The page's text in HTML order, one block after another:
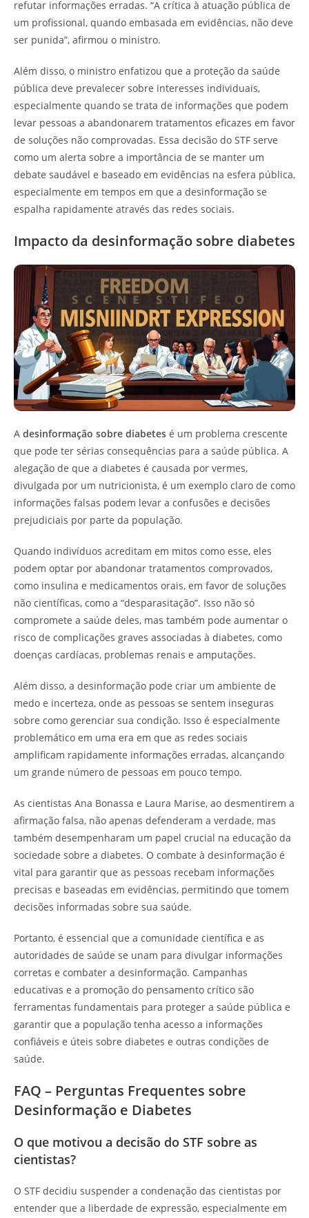
refutar informações erradas. “A crítica à atuação pública de
um profissional, quando embasada em evidências, não deve
ser punida”, afirmou o ministro.
Além disso, o ministro enfatizou que a proteção da saúde
pública deve prevalecer sobre interesses individuais,
especialmente quando se trata de informações que podem
levar pessoas a abandonarem tratamentos eficazes em favor
de soluções não comprovadas. Essa decisão do STF serve
como um alerta sobre a importância de se manter um
debate saudável e baseado em evidências na esfera pública,
especialmente em tempos em que a desinformação se
espalha rapidamente através das redes sociais.
Impacto da desinformação sobre diabetes
A desinformação sobre diabetes é um problema crescente
que pode ter sérias consequências para a saúde pública. A
alegação de que a diabetes é causada por vermes,
divulgada por um nutricionista, é um exemplo claro de como
informações falsas podem levar a confusões e decisões
prejudiciais por parte da população.
Quando indivíduos acreditam em mitos como esse, eles
podem optar por abandonar tratamentos comprovados,
como insulina e medicamentos orais, em favor de soluções
não científicas, como a “desparasitação”. Isso não só
compromete a saúde deles, mas também pode aumentar o
risco de complicações graves associadas à diabetes, como
doenças cardíacas, problemas renais e amputações.
Além disso, a desinformação pode criar um ambiente de
medo e incerteza, onde as pessoas se sentem inseguras
sobre como gerenciar sua condição. Isso é especialmente
problemático em uma era em que as redes sociais
amplificam rapidamente informações erradas, alcançando
um grande número de pessoas em pouco tempo.
As cientistas Ana Bonassa e Laura Marise, ao desmentirem a
afirmação falsa, não apenas defenderam a verdade, mas
também desempenharam um papel crucial na educação da
sociedade sobre a diabetes. O combate à desinformação é
vital para garantir que as pessoas recebam informações
precisas e baseadas em evidências, permitindo que tomem
decisões informadas sobre sua saúde.
Portanto, é essencial que a comunidade científica e as
autoridades de saúde se unam para divulgar informações
corretas e combater a desinformação. Campanhas
educativas e a promoção do pensamento crítico são
ferramentas fundamentais para proteger a saúde pública e
garantir que a população tenha acesso a informações
confiáveis e úteis sobre diabetes e outras condições de
saúde.
FAQ – Perguntas Frequentes sobre
Desinformação e Diabetes
O que motivou a decisão do STF sobre as
cientistas?
O STF decidiu suspender a condenação das cientistas por
entender que a liberdade de expressão, especialmente em